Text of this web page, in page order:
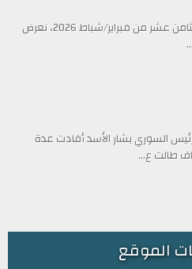
في عناوين الصحف ليوم الأربعاء الثامن عشر من فبراير/شباط 2026، نعرض
السوري بشار الأسد أفادت عدة
طالت ع...
الموقع